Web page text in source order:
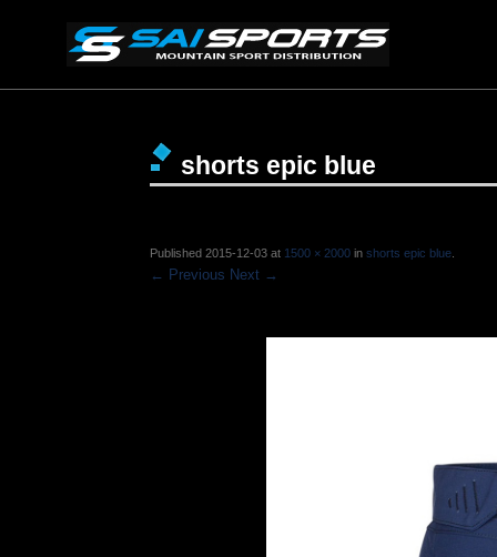
shorts epic blue
Published 2015-12-03 at 1500 × 2000 in shorts epic blue
← Previous Next →